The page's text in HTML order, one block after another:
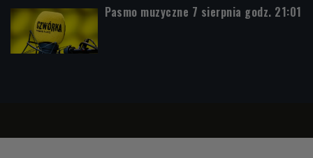
Pasmo muzyczne 7 sierpnia godz. 21:01